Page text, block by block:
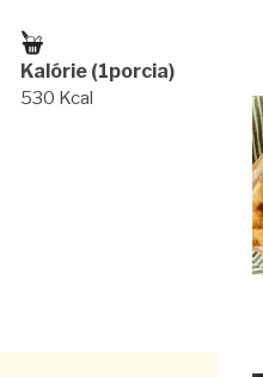
Kalórie (1porcia)
530 Kcal